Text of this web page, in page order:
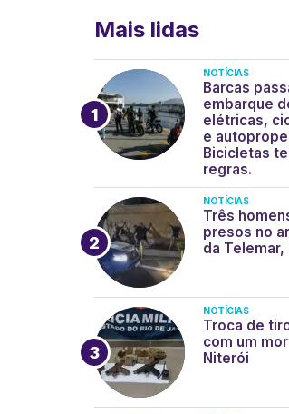
Mais lidas
NOTÍCIAS
Barcas
embarque
elétricas,
e
Bicicletas
regras.
NOTÍCIAS
Três
presos no
da
NOTÍCIAS
Troca de
com um
Niterói